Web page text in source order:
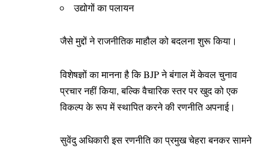
उद्योगों का पलायन
जैसे मुद्दों ने राजनीतिक माहौल को बदलना शुरू किया।
विशेषज्ञों का मानना है कि BJP ने बंगाल में केवल चुनाव
प्रचार नहीं किया, बल्कि वैचारिक स्तर पर खुद को एक
विकल्प के रूप में स्थापित करने की रणनीति अपनाई।
सुवेंदु अधिकारी इस रणनीति का प्रमुख चेहरा बनकर सामने